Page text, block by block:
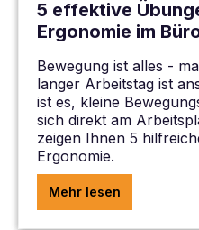
5 effektive
Ergonomie im
Bewegung ist alles -
langer Arbeitstag ist
ist es, kleine
sich direkt am
zeigen Ihnen 5
Ergonomie.
Mehr lesen